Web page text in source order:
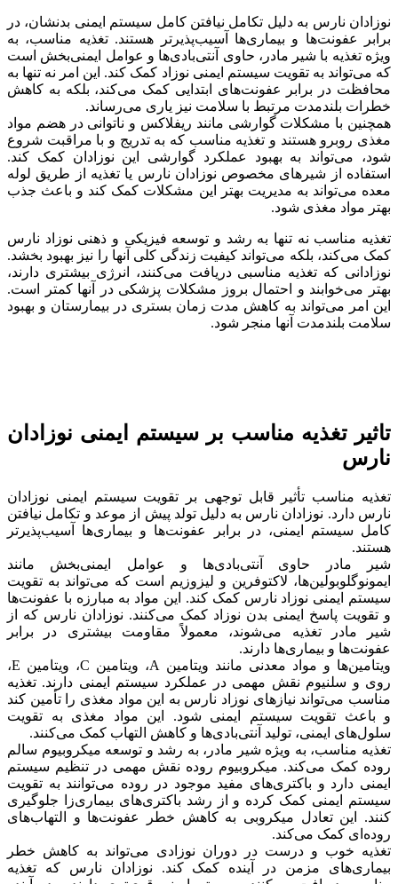
نوزادان نارس به دلیل تکامل نیافتن کامل سیستم ایمنی بدنشان، در
برابر عفونت‌ها و بیماری‌ها آسیب‌پذیرتر هستند. تغذیه مناسب، به
ویژه تغذیه با شیر مادر، حاوی آنتی‌بادی‌ها و عوامل ایمنی‌بخش است
که می‌تواند به تقویت سیستم ایمنی نوزاد کمک کند. این امر نه تنها به
محافظت در برابر عفونت‌های ابتدایی کمک می‌کند، بلکه به کاهش
خطرات بلندمدت مرتبط با سلامت نیز یاری می‌رساند.
همچنین با مشکلات گوارشی مانند ریفلاکس و ناتوانی در هضم مواد
مغذی روبرو هستند و تغذیه مناسب که به تدریج و با مراقبت شروع
شود، می‌تواند به بهبود عملکرد گوارشی این نوزادان کمک کند.
استفاده از شیرهای مخصوص نوزادان نارس یا تغذیه از طریق لوله
معده می‌تواند به مدیریت بهتر این مشکلات کمک کند و باعث جذب
بهتر مواد مغذی شود.
تغذیه مناسب نه تنها به رشد و توسعه فیزیکی و ذهنی نوزاد نارس
کمک می‌کند، بلکه می‌تواند کیفیت زندگی کلی آنها را نیز بهبود بخشد.
نوزادانی که تغذیه مناسبی دریافت می‌کنند، انرژی بیشتری دارند،
بهتر می‌خوابند و احتمال بروز مشکلات پزشکی در آنها کمتر است.
این امر می‌تواند به کاهش مدت زمان بستری در بیمارستان و بهبود
سلامت بلندمدت آنها منجر شود.
تاثیر تغذیه مناسب بر سیستم ایمنی نوزادان
نارس
تغذیه مناسب تأثیر قابل توجهی بر تقویت سیستم ایمنی نوزادان
نارس دارد. نوزادان نارس به دلیل تولد پیش از موعد و تکامل نیافتن
کامل سیستم ایمنی، در برابر عفونت‌ها و بیماری‌ها آسیب‌پذیرتر
هستند.
شیر مادر حاوی آنتی‌بادی‌ها و عوامل ایمنی‌بخش مانند
ایمونوگلوبولین‌ها، لاکتوفرین و لیزوزیم است که می‌تواند به تقویت
سیستم ایمنی نوزاد نارس کمک کند. این مواد به مبارزه با عفونت‌ها
و تقویت پاسخ ایمنی بدن نوزاد کمک می‌کنند. نوزادان نارس که از
شیر مادر تغذیه می‌شوند، معمولاً مقاومت بیشتری در برابر
عفونت‌ها و بیماری‌ها دارند.
ویتامین‌ها و مواد معدنی مانند ویتامین A، ویتامین C، ویتامین E،
روی و سلنیوم نقش مهمی در عملکرد سیستم ایمنی دارند. تغذیه
مناسب می‌تواند نیازهای نوزاد نارس به این مواد مغذی را تأمین کند
و باعث تقویت سیستم ایمنی شود. این مواد مغذی به تقویت
سلول‌های ایمنی، تولید آنتی‌بادی‌ها و کاهش التهاب کمک می‌کنند.
تغذیه مناسب، به ویژه شیر مادر، به رشد و توسعه میکروبیوم سالم
روده کمک می‌کند. میکروبیوم روده نقش مهمی در تنظیم سیستم
ایمنی دارد و باکتری‌های مفید موجود در روده می‌توانند به تقویت
سیستم ایمنی کمک کرده و از رشد باکتری‌های بیماری‌زا جلوگیری
کنند. این تعادل میکروبی به کاهش خطر عفونت‌ها و التهاب‌های
روده‌ای کمک می‌کند.
تغذیه خوب و درست در دوران نوزادی می‌تواند به کاهش خطر
بیماری‌های مزمن در آینده کمک کند. نوزادان نارس که تغذیه